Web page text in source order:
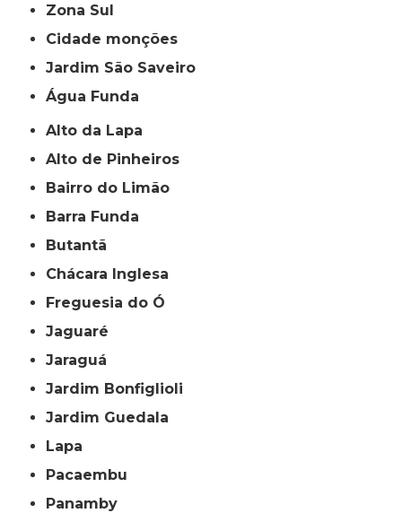
Zona Sul
cidade monções
jardim São Saveiro
Água Funda
Alto da Lapa
Alto de Pinheiros
Bairro do Limão
Barra Funda
Butantã
Chácara Inglesa
Freguesia do Ó
Jaguaré
Jaraguá
Jardim Bonfiglioli
Jardim Guedala
Lapa
Pacaembu
Panamby